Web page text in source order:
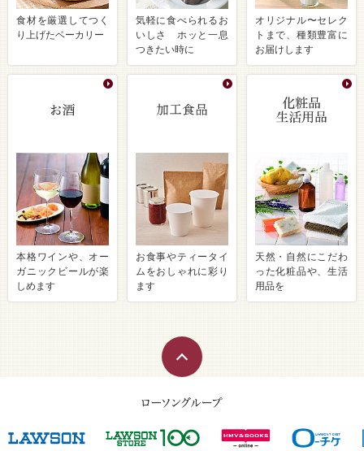
食材を厳選してつく
り上げたベーカリー
気軽に食べられるお
いしさ ホッと一息
つきたい時に
オリジナル〜セレク
トまで、種類豊富に
お届けします
本格ワインや、オー
ガニックビールが楽
しめます
お食事やティータイ
ムをおしゃれに彩り
ます
天然・自然にこだわ
った化粧品や、生活
用品を